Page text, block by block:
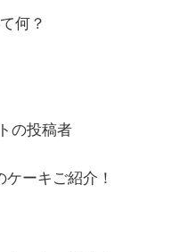
何？
の投稿者
ーキご紹介！